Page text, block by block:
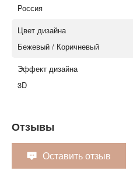
Россия
Цвет дизайна
Бежевый / Коричневый
Эффект дизайна
3D
Отзывы
Оставить отзыв